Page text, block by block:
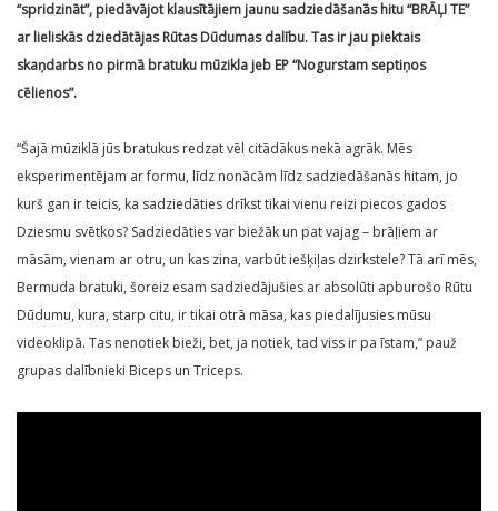
“spridzināt”, piedāvājot klausītājiem jaunu sadziedāšanās hitu “BRĀĻI TE”
ar lieliskās dziedātājas Rūtas Dūdumas dalību. Tas ir jau piektais
skaņdarbs no pirmā bratuku mūzikla jeb EP “Nogurstam septiņos
cēlienos”.
“Šajā mūziklā jūs bratukus redzat vēl citādākus nekā agrāk. Mēs
eksperimentējam ar formu, līdz nonācām līdz sadziedāšanās hitam, jo
kurš gan ir teicis, ka sadziedāties drīkst tikai vienu reizi piecos gados
Dziesmu svētkos? Sadziedāties var biežāk un pat vajag – brāļiem ar
māsām, vienam ar otru, un kas zina, varbūt iešķiļas dzirkstele? Tā arī mēs,
Bermuda bratuki, šoreiz esam sadziedājušies ar absolūti apburošo Rūtu
Dūdumu, kura, starp citu, ir tikai otrā māsa, kas piedalījusies mūsu
videoklipā. Tas nenotiek bieži, bet, ja notiek, tad viss ir pa īstam,” pauž
grupas dalībnieki Biceps un Triceps.